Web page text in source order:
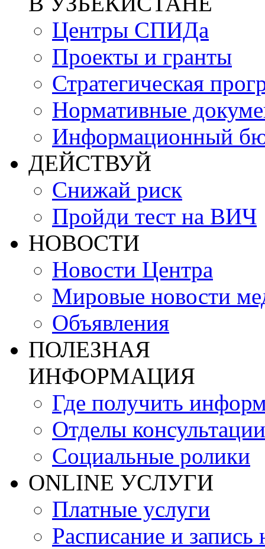
Центры СПИДа
Проекты и гранты
Стратегическая
Нормативные
Информационный
ДЕЙСТВУЙ
Снижай риск
Пройди тест на ВИЧ
НОВОСТИ
Новости Центра
Мировые новости
Объявления
ПОЛЕЗНАЯ
ИНФОРМАЦИЯ
Где получить
Отделы консультации
Социальные ролики
ONLINE УСЛУГИ
Платные услуги
Расписание и запись